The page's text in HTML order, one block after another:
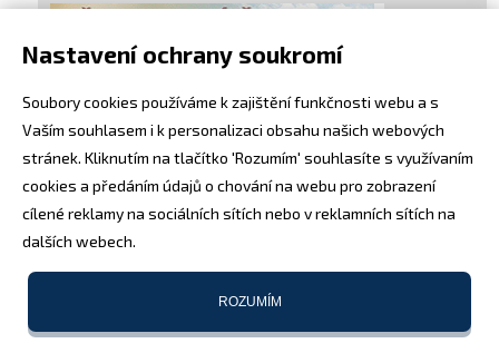
Nastavení ochrany soukromí
Soubory cookies používáme k zajištění funkčnosti webu a s
Vaším souhlasem i k personalizaci obsahu našich webových
stránek. Kliknutím na tlačítko 'Rozumím' souhlasíte s využívaním
cookies a předáním údajů o chování na webu pro zobrazení
cílené reklamy na sociálních sítích nebo v reklamních sítích na
dalších webech.
ROZUMÍM